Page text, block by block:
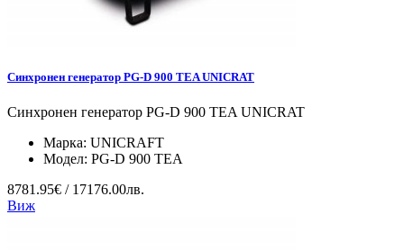
Синхронен генератор PG-D 900 TEA UNICRAT
Синхронен генератор PG-D 900 TEA UNICRAT
Марка: UNICRAFT
Модел: PG-D 900 TEA
8781.95€ / 17176.00лв.
Виж